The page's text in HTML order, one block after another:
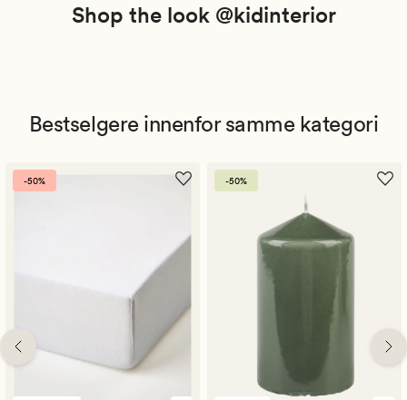
Shop the look @kidinterior
Bestselgere innenfor samme kategori
-50% -50%